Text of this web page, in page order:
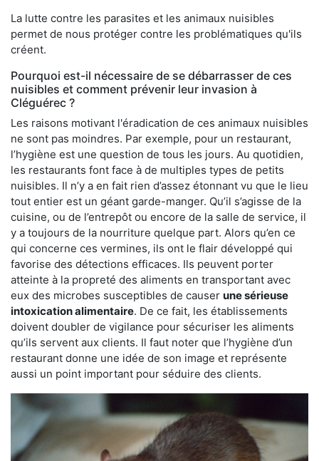
La lutte contre les parasites et les animaux nuisibles
permet de nous protéger contre les problématiques qu'ils
créent.
Pourquoi est-il nécessaire de se débarrasser de ces
nuisibles et comment prévenir leur invasion à
Cléguérec ?
Les raisons motivant l'éradication de ces animaux nuisibles
ne sont pas moindres. Par exemple, pour un restaurant,
l’hygiène est une question de tous les jours. Au quotidien,
les restaurants font face à de multiples types de petits
nuisibles. Il n’y a en fait rien d’assez étonnant vu que le lieu
tout entier est un géant garde-manger. Qu’il s’agisse de la
cuisine, ou de l’entrepôt ou encore de la salle de service, il
y a toujours de la nourriture quelque part. Alors qu’en ce
qui concerne ces vermines, ils ont le flair développé qui
favorise des détections efficaces. Ils peuvent porter
atteinte à la propreté des aliments en transportant avec
eux des microbes susceptibles de causer une sérieuse
intoxication alimentaire. De ce fait, les établissements
doivent doubler de vigilance pour sécuriser les aliments
qu’ils servent aux clients. Il faut noter que l’hygiène d’un
restaurant donne une idée de son image et représente
aussi un point important pour séduire des clients.